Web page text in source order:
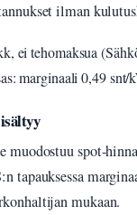
ilman
ei tehomaksua
marginaali 0,49 snt/
spot-
tapauksessa
mukaan.